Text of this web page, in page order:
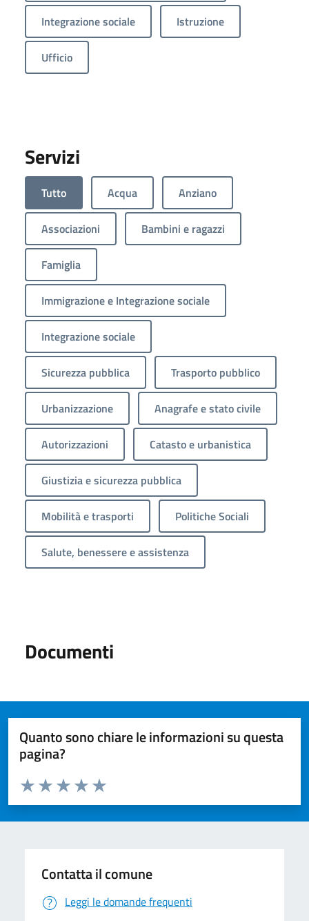
Integrazione sociale Istruzione
Ufficio
Servizi
Tutto Acqua Anziano
Associazioni Bambini e ragazzi
Famiglia
Immigrazione e Integrazione sociale
Integrazione sociale
Sicurezza pubblica Trasporto pubblico
Urbanizzazione Anagrafe e stato civile
Autorizzazioni Catasto e urbanistica
Giustizia e sicurezza pubblica
Mobilità e trasporti Politiche Sociali
Salute, benessere e assistenza
Documenti
Quanto sono chiare le informazioni su questa
pagina?
Valuta da 1 a 5 stelle la pagina
Valuta 5 stelle su 5
Valuta 4 stelle su 5
Valuta 3 stelle su 5
Valuta 2 stelle su 5
Valuta 1 stelle su 5
Contatta il comune
Leggi le domande frequenti